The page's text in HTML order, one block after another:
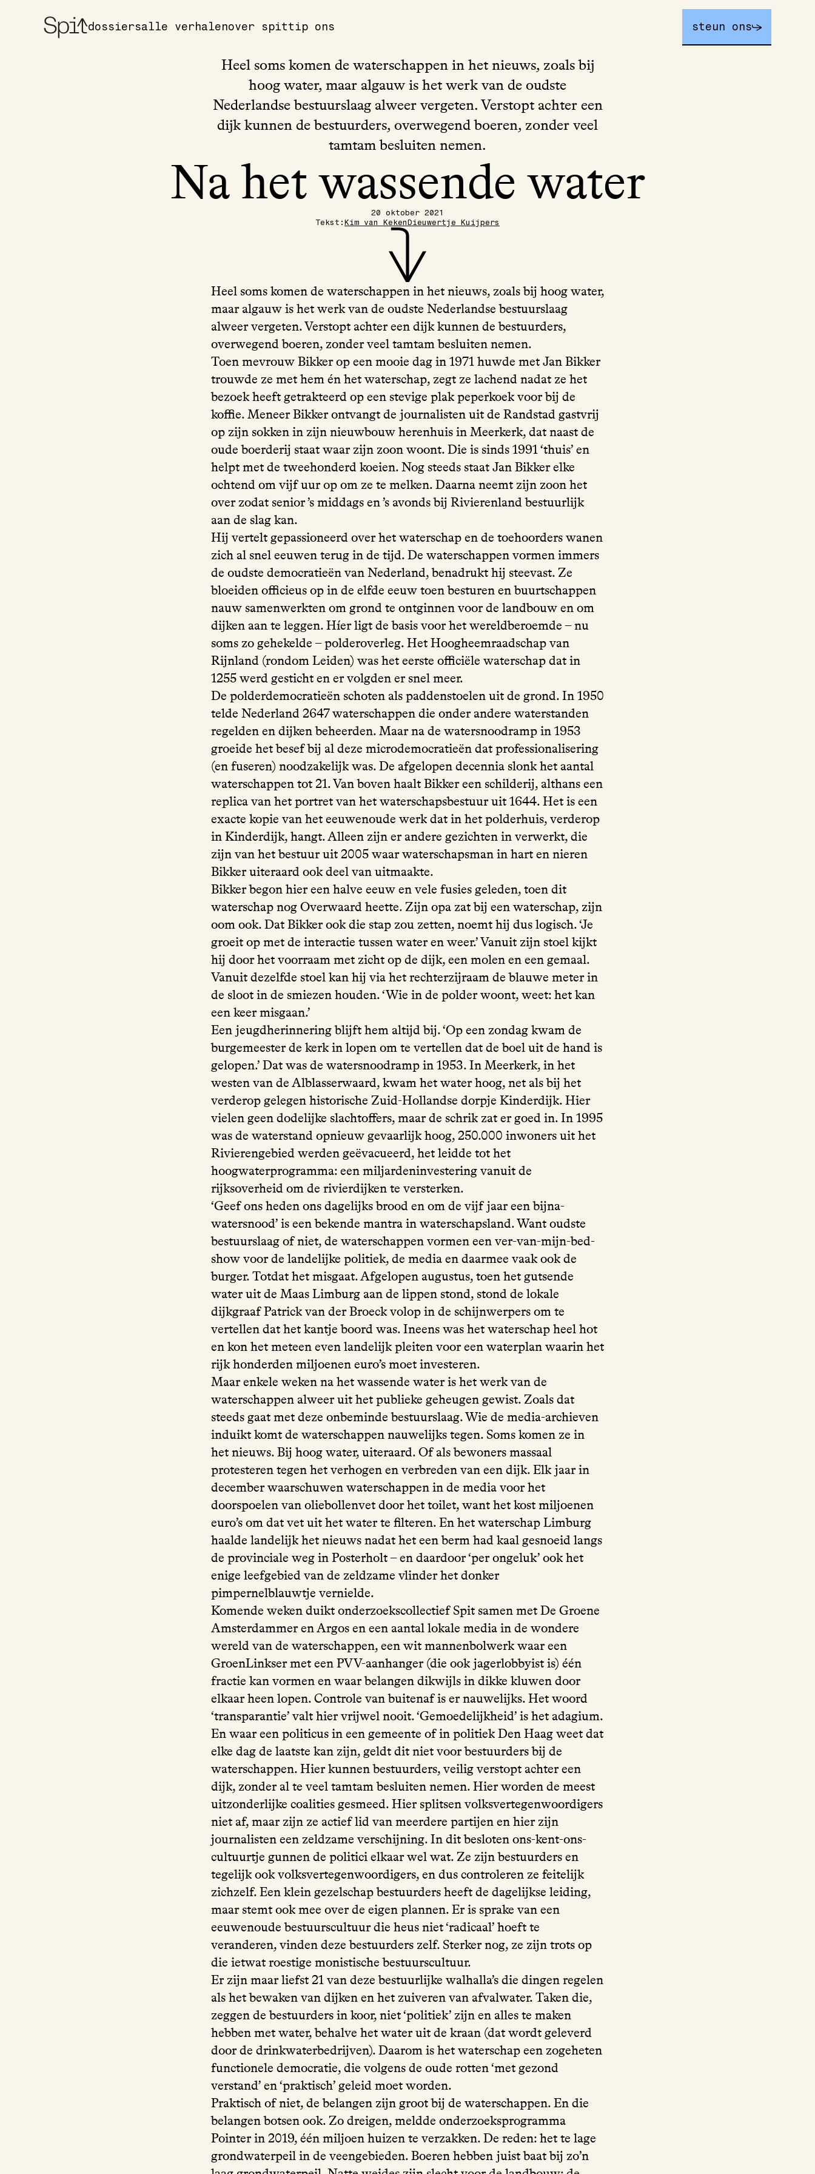
dossiersalle verhalenover spittip ons steun ons
Heel soms komen de waterschappen in het nieuws, zoals bij
hoog water, maar algauw is het werk van de oudste
Nederlandse bestuurslaag alweer vergeten. Verstopt achter een
dijk kunnen de bestuurders, overwegend boeren, zonder veel
tamtam besluiten nemen.
Na het wassende water
20 oktober 2021
Tekst: Kim van KekenDieuwertje Kuijpers
Heel soms komen de waterschappen in het nieuws, zoals bij hoog water,
maar algauw is het werk van de oudste Nederlandse bestuurslaag
alweer vergeten. Verstopt achter een dijk kunnen de bestuurders,
overwegend boeren, zonder veel tamtam besluiten nemen.
Toen mevrouw Bikker op een mooie dag in 1971 huwde met Jan Bikker
trouwde ze met hem én het waterschap, zegt ze lachend nadat ze het
bezoek heeft getrakteerd op een stevige plak peperkoek voor bij de
koffie. Meneer Bikker ontvangt de journalisten uit de Randstad gastvrij
op zijn sokken in zijn nieuwbouw herenhuis in Meerkerk, dat naast de
oude boerderij staat waar zijn zoon woont. Die is sinds 1991 ‘thuis’ en
helpt met de tweehonderd koeien. Nog steeds staat Jan Bikker elke
ochtend om vijf uur op om ze te melken. Daarna neemt zijn zoon het
over zodat senior ’s middags en ’s avonds bij Rivierenland bestuurlijk
aan de slag kan.
Hij vertelt gepassioneerd over het waterschap en de toehoorders wanen
zich al snel eeuwen terug in de tijd. De waterschappen vormen immers
de oudste democratieën van Nederland, benadrukt hij steevast. Ze
bloeiden officieus op in de elfde eeuw toen besturen en buurtschappen
nauw samenwerkten om grond te ontginnen voor de landbouw en om
dijken aan te leggen. Híer ligt de basis voor het wereldberoemde – nu
soms zo gehekelde – polderoverleg. Het Hoogheemraadschap van
Rijnland (rondom Leiden) was het eerste officiële waterschap dat in
1255 werd gesticht en er volgden er snel meer.
De polderdemocratieën schoten als paddenstoelen uit de grond. In 1950
telde Nederland 2647 waterschappen die onder andere waterstanden
regelden en dijken beheerden. Maar na de watersnoodramp in 1953
groeide het besef bij al deze microdemocratieën dat professionalisering
(en fuseren) noodzakelijk was. De afgelopen decennia slonk het aantal
waterschappen tot 21. Van boven haalt Bikker een schilderij, althans een
replica van het portret van het waterschapsbestuur uit 1644. Het is een
exacte kopie van het eeuwenoude werk dat in het polderhuis, verderop
in Kinderdijk, hangt. Alleen zijn er andere gezichten in verwerkt, die
zijn van het bestuur uit 2005 waar waterschapsman in hart en nieren
Bikker uiteraard ook deel van uitmaakte.
Bikker begon hier een halve eeuw en vele fusies geleden, toen dit
waterschap nog Overwaard heette. Zijn opa zat bij een waterschap, zijn
oom ook. Dat Bikker ook die stap zou zetten, noemt hij dus logisch. ‘Je
groeit op met de interactie tussen water en weer.’ Vanuit zijn stoel kijkt
hij door het voorraam met zicht op de dijk, een molen en een gemaal.
Vanuit dezelfde stoel kan hij via het rechterzijraam de blauwe meter in
de sloot in de smiezen houden. ‘Wie in de polder woont, weet: het kan
een keer misgaan.’
Een jeugdherinnering blijft hem altijd bij. ‘Op een zondag kwam de
burgemeester de kerk in lopen om te vertellen dat de boel uit de hand is
gelopen.’ Dat was de watersnoodramp in 1953. In Meerkerk, in het
westen van de Alblasserwaard, kwam het water hoog, net als bij het
verderop gelegen historische Zuid-Hollandse dorpje Kinderdijk. Hier
vielen geen dodelijke slachtoffers, maar de schrik zat er goed in. In 1995
was de waterstand opnieuw gevaarlijk hoog, 250.000 inwoners uit het
Rivierengebied werden geëvacueerd, het leidde tot het
hoogwaterprogramma: een miljardeninvestering vanuit de
rijksoverheid om de rivierdijken te versterken.
‘Geef ons heden ons dagelijks brood en om de vijf jaar een bijna-
watersnood’ is een bekende mantra in waterschapsland. Want oudste
bestuurslaag of niet, de waterschappen vormen een ver-van-mijn-bed-
show voor de landelijke politiek, de media en daarmee vaak ook de
burger. Totdat het misgaat. Afgelopen augustus, toen het gutsende
water uit de Maas Limburg aan de lippen stond, stond de lokale
dijkgraaf Patrick van der Broeck volop in de schijnwerpers om te
vertellen dat het kantje boord was. Ineens was het waterschap heel hot
en kon het meteen even landelijk pleiten voor een waterplan waarin het
rijk honderden miljoenen euro’s moet investeren.
Maar enkele weken na het wassende water is het werk van de
waterschappen alweer uit het publieke geheugen gewist. Zoals dat
steeds gaat met deze onbeminde bestuurslaag. Wie de media-archieven
induikt komt de waterschappen nauwelijks tegen. Soms komen ze in
het nieuws. Bij hoog water, uiteraard. Of als bewoners massaal
protesteren tegen het verhogen en verbreden van een dijk. Elk jaar in
december waarschuwen waterschappen in de media voor het
doorspoelen van oliebollenvet door het toilet, want het kost miljoenen
euro’s om dat vet uit het water te filteren. En het waterschap Limburg
haalde landelijk het nieuws nadat het een berm had kaal gesnoeid langs
de provinciale weg in Posterholt – en daardoor ‘per ongeluk’ ook het
enige leefgebied van de zeldzame vlinder het donker
pimpernelblauwtje vernielde.
Komende weken duikt onderzoekscollectief Spit samen met De Groene
Amsterdammer en Argos en een aantal lokale media in de wondere
wereld van de waterschappen, een wit mannenbolwerk waar een
GroenLinkser met een PVV-aanhanger (die ook jagerlobbyist is) één
fractie kan vormen en waar belangen dikwijls in dikke kluwen door
elkaar heen lopen. Controle van buitenaf is er nauwelijks. Het woord
‘transparantie’ valt hier vrijwel nooit. ‘Gemoedelijkheid’ is het adagium.
En waar een politicus in een gemeente of in politiek Den Haag weet dat
elke dag de laatste kan zijn, geldt dit niet voor bestuurders bij de
waterschappen. Hier kunnen bestuurders, veilig verstopt achter een
dijk, zonder al te veel tamtam besluiten nemen. Hier worden de meest
uitzonderlijke coalities gesmeed. Hier splitsen volksvertegenwoordigers
niet af, maar zijn ze actief lid van meerdere partijen en hier zijn
journalisten een zeldzame verschijning. In dit besloten ons-kent-ons-
cultuurtje gunnen de politici elkaar wel wat. Ze zijn bestuurders en
tegelijk ook volksvertegenwoordigers, en dus controleren ze feitelijk
zichzelf. Een klein gezelschap bestuurders heeft de dagelijkse leiding,
maar stemt ook mee over de eigen plannen. Er is sprake van een
eeuwenoude bestuurscultuur die heus niet ‘radicaal’ hoeft te
veranderen, vinden deze bestuurders zelf. Sterker nog, ze zijn trots op
die ietwat roestige monistische bestuurscultuur.
Er zijn maar liefst 21 van deze bestuurlijke walhalla’s die dingen regelen
als het bewaken van dijken en het zuiveren van afvalwater. Taken die,
zeggen de bestuurders in koor, niet ‘politiek’ zijn en alles te maken
hebben met water, behalve het water uit de kraan (dat wordt geleverd
door de drinkwaterbedrijven). Daarom is het waterschap een zogeheten
functionele democratie, die volgens de oude rotten ‘met gezond
verstand’ en ‘praktisch’ geleid moet worden.
Praktisch of niet, de belangen zijn groot bij de waterschappen. En die
belangen botsen ook. Zo dreigen, meldde onderzoeksprogramma
Pointer in 2019, één miljoen huizen te verzakken. De reden: het te lage
grondwaterpeil in de veengebieden. Boeren hebben juist baat bij zo’n